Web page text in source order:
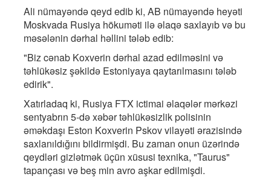
Ali nümayəndə qeyd edib ki, AB nümayəndə heyəti
Moskvada Rusiya hökuməti ilə əlaqə saxlayıb və bu
məsələnin dərhal həllini tələb edib:
"Biz cənab Koxverin dərhal azad edilməsini və
təhlükəsiz şəkildə Estoniyaya qaytarılmasını tələb
edirik".
Xatırladaq ki, Rusiya FTX ictimai əlaqələr mərkəzi
sentyabrın 5-də xəbər təhlükəsizlik polisinin
əməkdaşı Eston Koxverin Pskov vilayəti ərazisində
saxlanıldığını bildirmişdi. Bu zaman onun üzərində
qeydləri gizlətmək üçün xüsusi texnika, "Taurus"
tapançası və beş min avro aşkar edilmişdi.